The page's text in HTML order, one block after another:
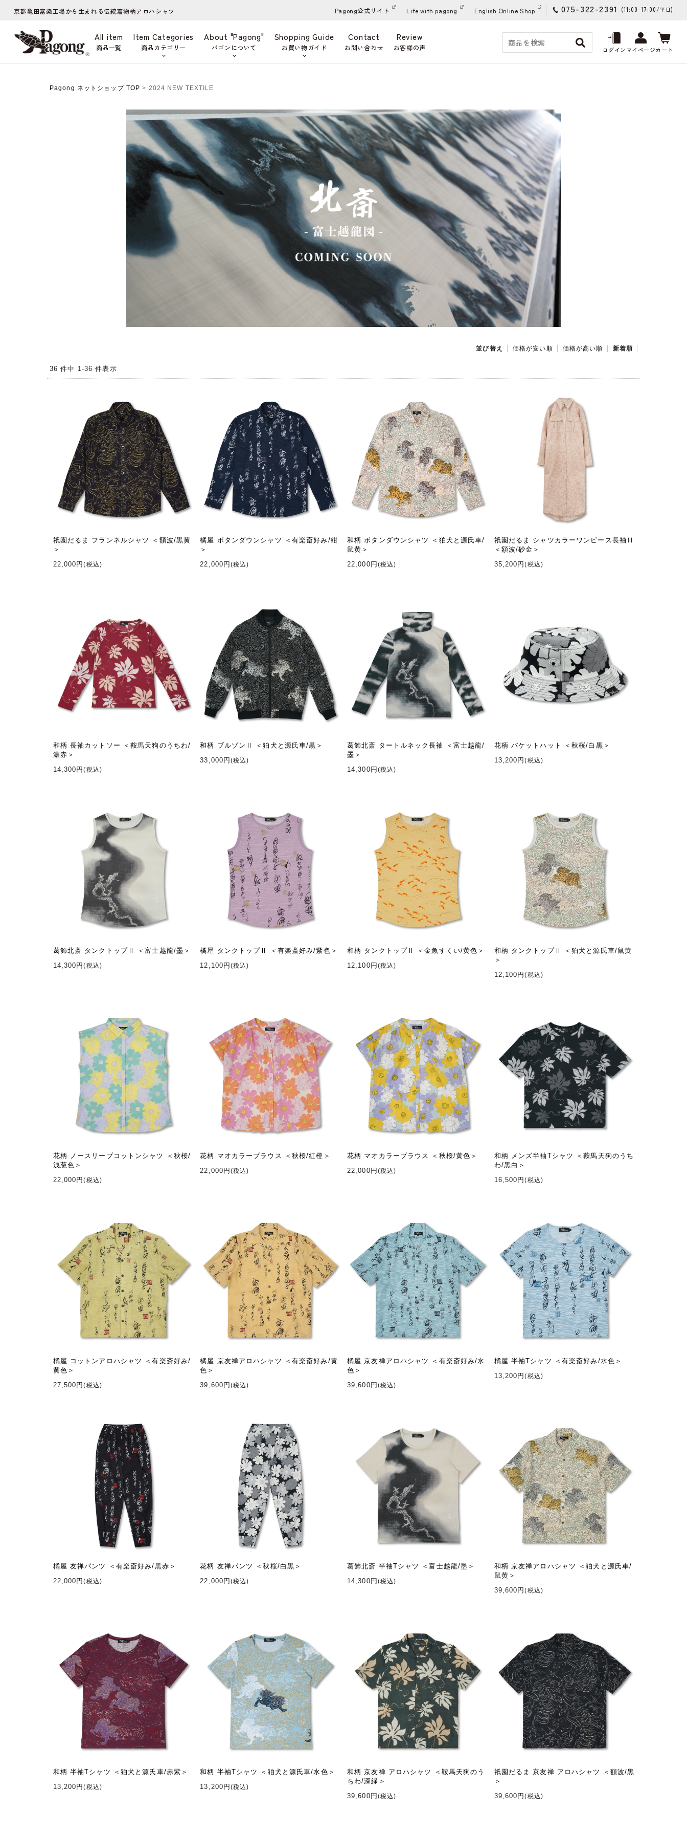
京都亀田富染工場から生まれる伝統着物柄アロハシャツ Pagong公式サイト Life with pagong English Online Shop 075-322-2391 (11:00-17:00/平日)
All item
商品一覧
Item Categories
商品カテゴリー
About "Pagong"
パゴンについて
Shopping Guide
お買い物ガイド
Contact
お問い合わせ
Review
お客様の声 ログインマイページカート
Pagong ネットショップ TOP > 2024 NEW TEXTILE
並び替え 価格が安い順 価格が高い順 新着順
36 件中 1-36 件表示
祇園だるま フランネルシャツ ＜額波/黒黄
＞
22,000円(税込)
橘屋 ボタンダウンシャツ ＜有楽斎好み/紺
＞
22,000円(税込)
和柄 ボタンダウンシャツ ＜狛犬と源氏車/
鼠黄＞
22,000円 (税込)
祇園だるま シャツカラーワンピース長袖Ⅲ
＜額波/砂金＞
35,200円(税込)
和柄 長袖カットソー ＜鞍馬天狗のうちわ/
濃赤＞
14,300円(税込)
和柄 ブルゾンⅡ ＜狛犬と源氏車/黒＞
33,000円(税込)
葛飾北斎 タートルネック長袖 ＜富士越龍/
墨＞
14,300円 (税込)
花柄 バケットハット ＜秋桜/白黒＞
13,200円(税込)
葛飾北斎 タンクトップⅡ ＜富士越龍/墨＞
14,300円(税込)
橘屋 タンクトップⅡ ＜有楽斎好み/紫色＞
12,100円(税込)
和柄 タンクトップⅡ ＜金魚すくい/黄色＞
12,100円 (税込)
和柄 タンクトップⅡ ＜狛犬と源氏車/鼠黄
＞
12,100円(税込)
花柄 ノースリーブコットンシャツ ＜秋桜/
浅葱色＞
22,000円(税込)
花柄 マオカラーブラウス ＜秋桜/紅橙＞
22,000円(税込)
花柄 マオカラーブラウス ＜秋桜/黄色＞
22,000円 (税込)
和柄 メンズ半袖Tシャツ ＜鞍馬天狗のうち
わ/黒白＞
16,500円(税込)
橘屋 コットンアロハシャツ ＜有楽斎好み/
黄色＞
27,500円(税込)
橘屋 京友禅アロハシャツ ＜有楽斎好み/黄
色＞
39,600円(税込)
橘屋 京友禅アロハシャツ ＜有楽斎好み/水
色＞
39,600円 (税込)
橘屋 半袖Tシャツ ＜有楽斎好み/水色＞
13,200円(税込)
橘屋 友禅パンツ ＜有楽斎好み/黒赤＞
22,000円(税込)
花柄 友禅パンツ ＜秋桜/白黒＞
22,000円(税込)
葛飾北斎 半袖Tシャツ ＜富士越龍/墨＞
14,300円 (税込)
和柄 京友禅アロハシャツ ＜狛犬と源氏車/
鼠黄＞
39,600円(税込)
和柄 半袖Tシャツ ＜狛犬と源氏車/赤紫＞
13,200円(税込)
和柄 半袖Tシャツ ＜狛犬と源氏車/水色＞
13,200円(税込)
和柄 京友禅 アロハシャツ ＜鞍馬天狗のう
ちわ/深緑＞
39,600円(税込)
祇園だるま 京友禅 アロハシャツ ＜額波/黒
＞
39,600円(税込)